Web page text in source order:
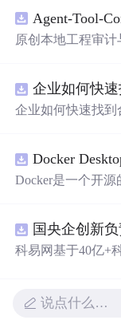
原创本地工程审
README、运行
权声明。解压后进
目源码、Logo、
材。适合前端开发
企业如何快
企业如何快速找到
Docker
Docker是一个开
器可以在任何支持
科易网基于40亿+
新领域的AI+数智
说点什么…